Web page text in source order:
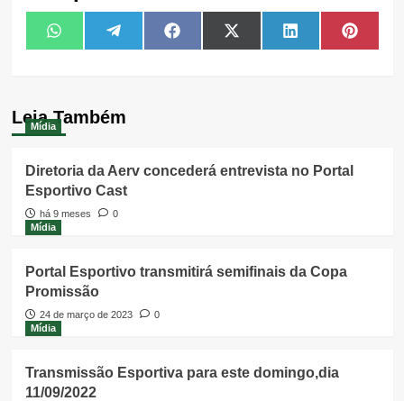
Share
on
WhatsAppShare
on
TelegramShare
on
FacebookShare
on
X
(Twitter)
Share
on
LinkedIn Share
on
Leia Também
Mídia
Diretoria da Aerv concederá entrevista no Portal
Esportivo Cast
há 9 meses
0
Mídia
Portal Esportivo transmitirá semifinais da Copa
Promissão
24 de março de 2023
0
Mídia
Transmissão Esportiva para este domingo,dia
11/09/2022